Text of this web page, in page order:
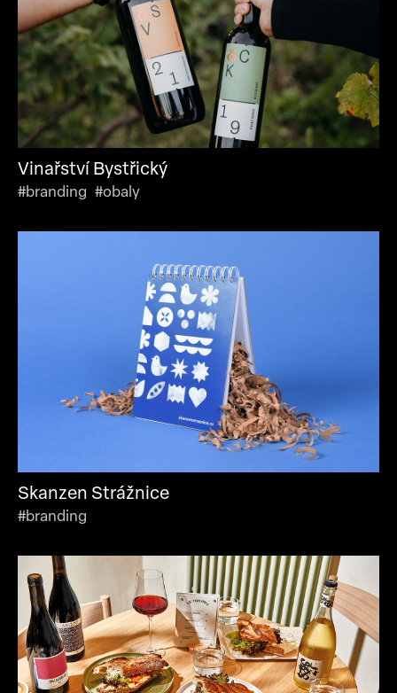
Vinařství Bystřický
#branding #obaly
Skanzen Strážnice
#branding